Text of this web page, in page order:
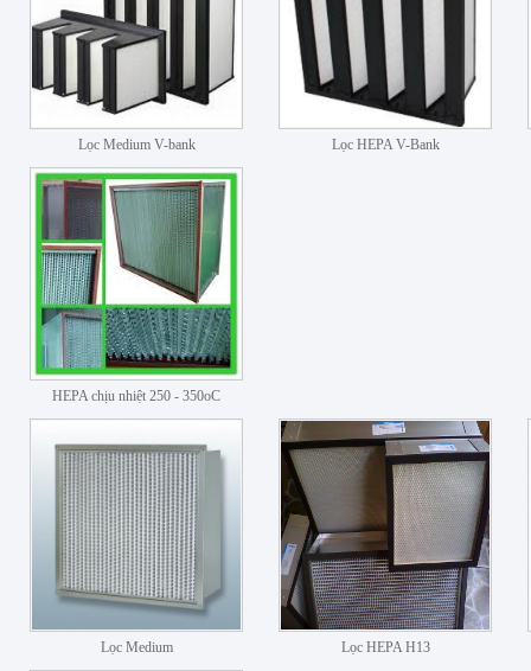
Lọc Medium V-bank Lọc HEPA V-Bank
HEPA chịu nhiệt 250 - 350oC
Lọc Medium Lọc HEPA H13